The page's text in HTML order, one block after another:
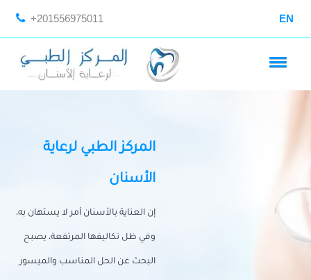
+201556975011 EN
المركز الطبي لرعاية
الأسنان
إن العناية بالأسنان أمر لا يستهان به،
وفي ظل تكاليفها المرتفعة، يصبح
البحث عن الحل المناسب والميسور